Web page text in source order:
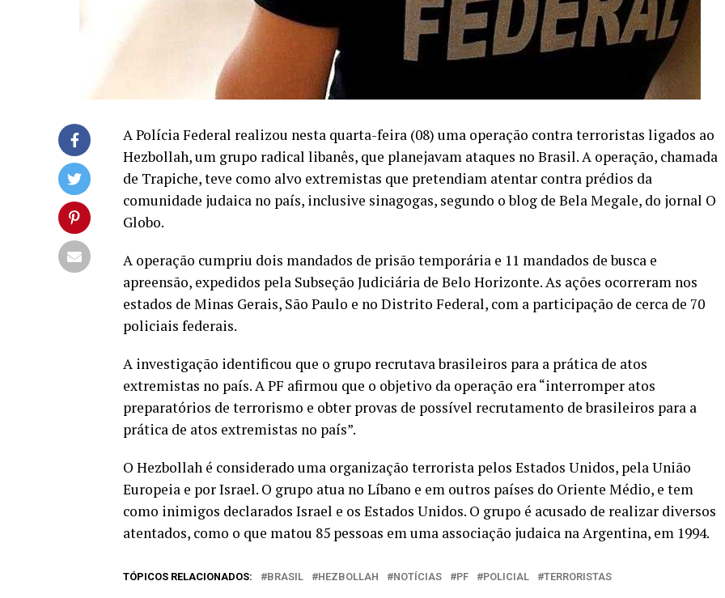
A Polícia Federal realizou nesta quarta-feira (08) uma operação contra terroristas ligados ao
Hezbollah, um grupo radical libanês, que planejavam ataques no Brasil. A operação, chamada
de Trapiche, teve como alvo extremistas que pretendiam atentar contra prédios da
comunidade judaica no país, inclusive sinagogas, segundo o blog de Bela Megale, do jornal O
Globo.
A operação cumpriu dois mandados de prisão temporária e 11 mandados de busca e
apreensão, expedidos pela Subseção Judiciária de Belo Horizonte. As ações ocorreram nos
estados de Minas Gerais, São Paulo e no Distrito Federal, com a participação de cerca de 70
policiais federais.
A investigação identificou que o grupo recrutava brasileiros para a prática de atos
extremistas no país. A PF afirmou que o objetivo da operação era “interromper atos
preparatórios de terrorismo e obter provas de possível recrutamento de brasileiros para a
prática de atos extremistas no país”.
O Hezbollah é considerado uma organização terrorista pelos Estados Unidos, pela União
Europeia e por Israel. O grupo atua no Líbano e em outros países do Oriente Médio, e tem
como inimigos declarados Israel e os Estados Unidos. O grupo é acusado de realizar diversos
atentados, como o que matou 85 pessoas em uma associação judaica na Argentina, em 1994.
TÓPICOS RELACIONADOS: BRASIL HEZBOLLAH NOTÍCIAS PF POLICIAL TERRORISTAS